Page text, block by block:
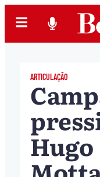
ARTICULAÇÃO
Hugo